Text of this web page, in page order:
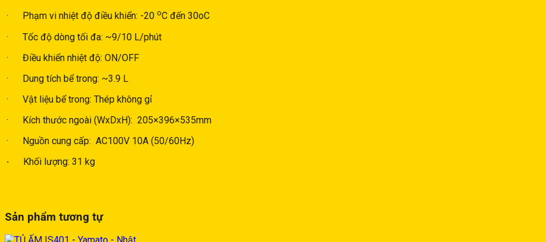
· Phạm vi nhiệt độ điều khiển: -20 oC đến 30oC
· Tốc độ dòng tối đa: ~9/10 L/phút
· Điều khiển nhiệt độ: ON/OFF
· Dung tích bể trong: ~3.9 L
· Vật liệu bể trong: Thép không gỉ
· Kích thước ngoài (WxDxH): 205×396×535mm
· Nguồn cung cấp: AC100V 10A (50/60Hz)
· Khối lượng: 31 kg
Sản phẩm tương tự